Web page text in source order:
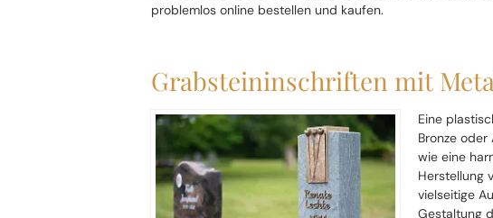
problemlos online bestellen und kaufen.
Grabsteininschriften mit
Eine
Bronze
wie eine
Herstellung
vielseitige
Gestaltung